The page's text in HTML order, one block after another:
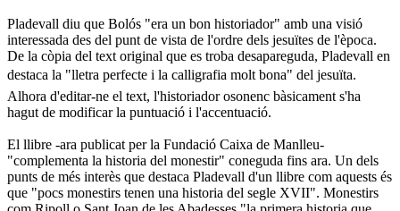
Pladevall diu que Bolós "era un bon historiador" amb una visió
interessada des del punt de vista de l'ordre dels jesuïtes de l'època.
De la còpia del text original que es troba desapareguda, Pladevall en
destaca la "lletra perfecte i la calligrafia molt bona" del jesuïta.
Alhora d'editar-ne el text, l'historiador osonenc bàsicament s'ha
hagut de modificar la puntuació i l'accentuació.
El llibre -ara publicat per la Fundació Caixa de Manlleu-
"complementa la historia del monestir" coneguda fins ara. Un dels
punts de més interès que destaca Pladevall d'un llibre com aquests és
que "pocs monestirs tenen una historia del segle XVII". Monestirs